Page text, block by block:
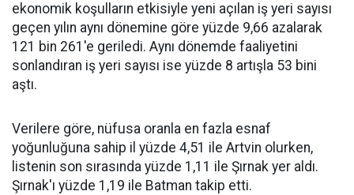
ekonomik koşulların etkisiyle yeni açılan iş yeri sayısı
geçen yılın aynı dönemine göre yüzde 9,66 azalarak
121 bin 261'e geriledi. Aynı dönemde faaliyetini
sonlandıran iş yeri sayısı ise yüzde 8 artışla 53 bini
aştı.
Verilere göre, nüfusa oranla en fazla esnaf
yoğunluğuna sahip il yüzde 4,51 ile Artvin olurken,
listenin son sırasında yüzde 1,11 ile Şırnak yer aldı.
Şırnak'ı yüzde 1,19 ile Batman takip etti.